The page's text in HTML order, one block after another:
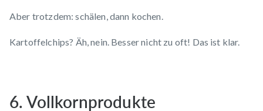
Aber trotzdem: schälen, dann kochen.
Kartoffelchips? Äh, nein. Besser nicht zu oft! Das ist klar.
6. Vollkornprodukte